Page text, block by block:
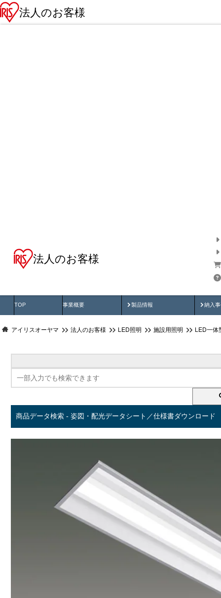
法人のお客様
法人のお客様
TOP 事業概要 製品情報
製品動画 納入
納
アイリスオーヤマ 法人のお客様 LED照明 施設用照明 LED一体
商品データ検索 - 姿図・配光データシート／仕様書ダウンロード